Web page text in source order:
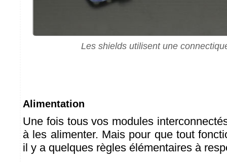
Les shields utilisent une
Alimentation
Une fois tous vos modules
à les alimenter. Mais pour que tout
il y a quelques règles élémentaires à